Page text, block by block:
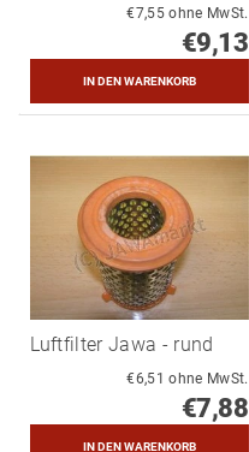
€7,55 ohne MwSt.
€9,13
Luftfilter Jawa - rund
€6,51 ohne MwSt.
€7,88